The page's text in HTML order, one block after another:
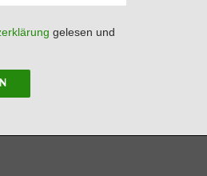
gelesen und